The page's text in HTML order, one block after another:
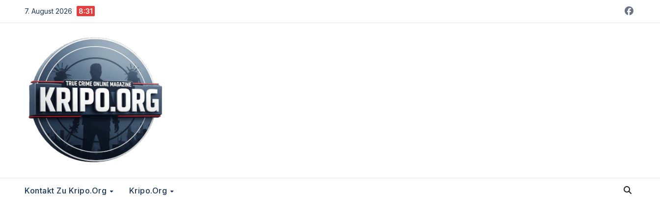
Inhalt
7. August 2026 8:31
Kontakt Zu Kripo.org Kripo.org